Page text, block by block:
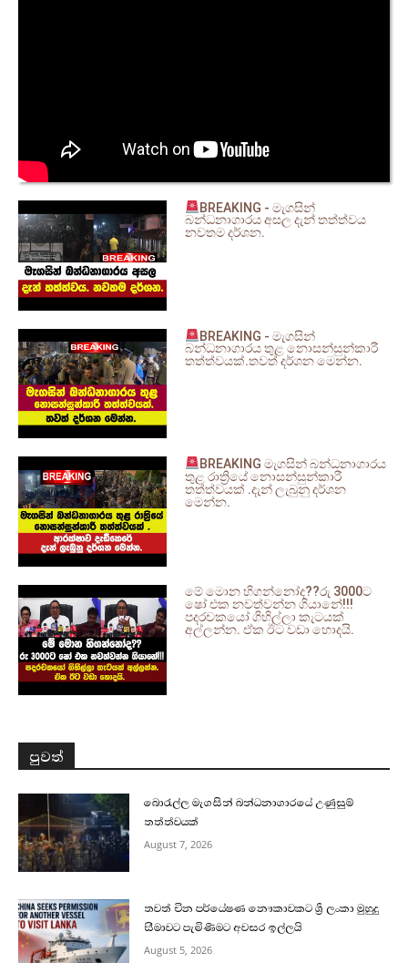
BREAKING - මැගසින්
බන්ධනාගාරය අසල දැන් තත්ත්වය
නවතම දර්ශන.
BREAKING - මැගසින්
බන්ධනාගාරය තුළ නොසන්සුන්කාරී
තත්ත්වයක්.තවත් දර්ශන මෙන්න.
BREAKING මැගසින් බන්ධනාගාරය
තුළ රාත්‍රියේ නොසන්සුන්කාරී
තත්ත්වයක් .දැන් ලැබුනු දර්ශන
මෙන්න.
මේ මොන හිගන්නෝද??රු 3000ට
ෂෝ එක නවත්වන්න ගියානේ!!!
පදරචකයෝ ගිහිල්ලා කැටයක්
අල්ලන්න. ඒක ඊට වඩා හොදයි.
පුවත්
බොරැල්ල මැගසින් බන්ධනාගාරයේ උණුසුම්
තත්ත්වයක්
August 7, 2026
තවත් චීන පර්යේෂණ නෞකාවකට ශ්‍රී ලංකා මුහුදු
සීමාවට පැමිණීමට අවසර ඉල්ලයි
August 5, 2026